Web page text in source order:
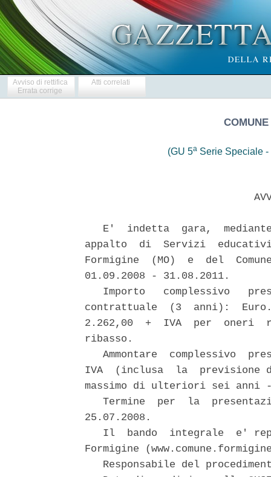
Avviso di rettifica
Errata corrige
Atti correlati
(GU 5aSerie Speciale -
E'  indetta  gara,
appalto  di  Servizi
Formigine  (MO)  e  del
01.09.2008 - 31.08.2011.
Importo   complessivo
contrattuale  (3  anni):
2.262,00  +  IVA  per  oneri
ribasso.
Ammontare  complessivo
IVA  (inclusa  la  previsione
massimo di ulteriori sei
Termine  per  la
25.07.2008.
Il  bando  integrale  e'
Formigine
Responsabile del